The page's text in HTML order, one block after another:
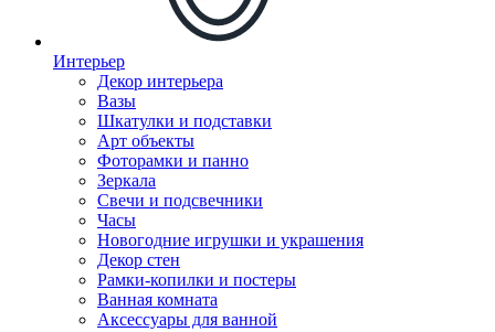
Интерьер
Декор интерьера
Вазы
Шкатулки и подставки
Арт объекты
Фоторамки и панно
Зеркала
Свечи и подсвечники
Часы
Новогодние игрушки и украшения
Декор стен
Рамки-копилки и постеры
Ванная комната
Аксессуары для ванной